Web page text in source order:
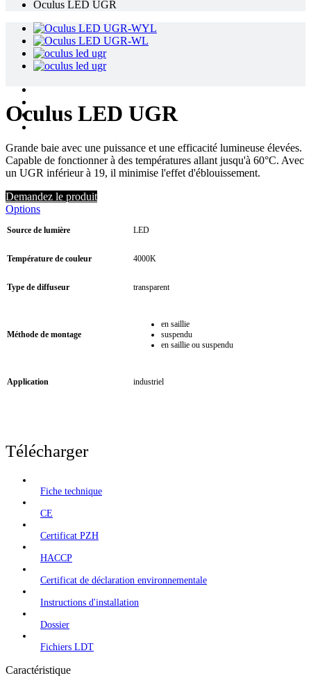
Oculus LED UGR
Oculus LED UGR
Grande baie avec une puissance et une efficacité lumineuse élevées.
Capable de fonctionner à des températures allant jusqu'à 60°C. Avec
un UGR inférieur à 19, il minimise l'effet d'éblouissement.
Demandez le produit
Options
Source de lumière LED
Température de couleur 4000K
Type de diffuseur transparent
Méthode de montage
en saillie
suspendu
en saillie ou suspendu
Application industriel
Télécharger
Fiche technique
CE
Certificat PZH
HACCP
Certificat de déclaration environnementale
Instructions d'installation
Dossier
Fichiers LDT
Caractéristique